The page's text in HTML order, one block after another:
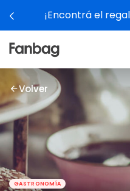
del Día de la Niñez!
Volver
GASTRONOMÍA